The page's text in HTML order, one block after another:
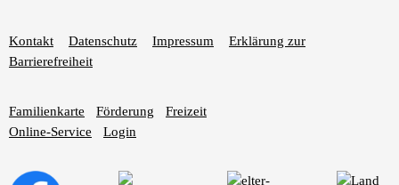
Kontakt Datenschutz Impressum
Erklärung zur
Barrierefreiheit
Familienkarte Förderung
Freizeit
Online-Service
Login